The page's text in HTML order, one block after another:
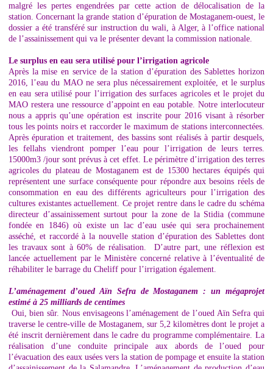
malgré les pertes engendrées par cette action de délocalisation de la
station. Concernant la grande station d’épuration de Mostaganem-ouest, le
dossier a été transféré sur instruction du wali, à Alger, à l’office national
de l’assainissement qui va le présenter devant la commission nationale.
Le surplus en eau sera utilisé pour l’irrigation agricole
Après la mise en service de la station d’épuration des Sablettes horizon
2016, l’eau du MAO ne sera plus nécessairement exploitée, et le surplus
en eau sera utilisé pour l’irrigation des surfaces agricoles et le projet du
MAO restera une ressource d’appoint en eau potable. Notre interlocuteur
nous a appris qu’une opération est inscrite pour 2016 visant à résorber
tous les points noirs et raccorder le maximum de stations interconnectées.
Après épuration et traitement, des bassins sont réalisés à partir desquels,
les fellahs viendront pomper l’eau pour l’irrigation de leurs terres.
15000m3 /jour sont prévus à cet effet. Le périmètre d’irrigation des terres
agricoles du plateau de Mostaganem est de 15300 hectares équipés qui
représentent une surface conséquente pour répondre aux besoins réels de
consommation en eau des différents agriculteurs pour l’irrigation des
cultures existantes actuellement. Ce projet rentre dans le cadre du schéma
directeur d’assainissement surtout pour la zone de la Stidia (commune
fondée en 1846) où existe un lac d’eau usée qui sera prochainement
asséché, et raccordé à la nouvelle station d’épuration des Sablettes dont
les travaux sont à 60% de réalisation. D’autre part, une réflexion est
lancée actuellement par le Ministère concerné relative à l’éventualité de
réhabiliter le barrage du Cheliff pour l’irrigation également.
L’aménagement d’oued Aïn Sefra de Mostaganem : un mégaprojet
estimé à 25 milliards de centimes
Oui, bien sûr. Nous envisageons l’aménagement de l’oued Aïn Sefra qui
traverse le centre-ville de Mostaganem, sur 5,2 kilomètres dont le projet a
été inscrit dernièrement dans le cadre du programme complémentaire. La
réalisation d’une conduite principale aux abords de l’oued pour
l’évacuation des eaux usées vers la station de pompage et ensuite la station